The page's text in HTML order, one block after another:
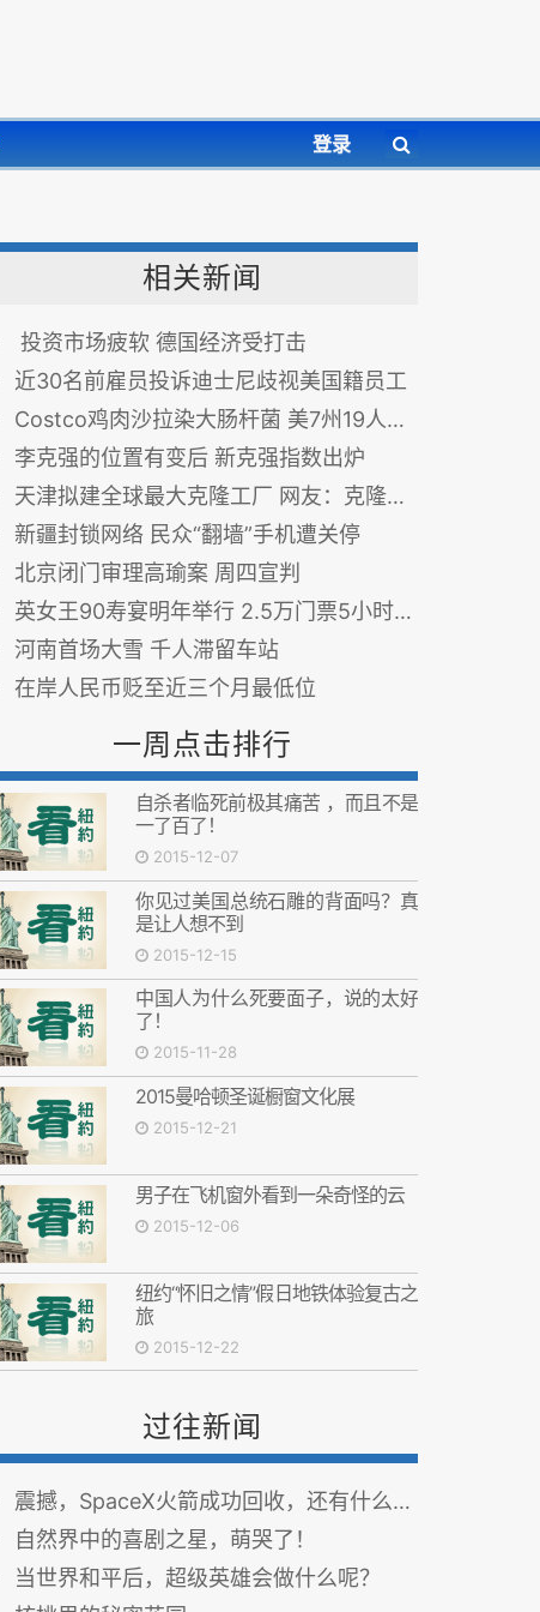
登录
相关新闻
投资市场疲软 德国经济受打击
近30名前雇员投诉迪士尼歧视美国籍员工
Costco鸡肉沙拉染大肠杆菌 美7州19人患病
李克强的位置有变后 新克强指数出炉
天津拟建全球最大克隆工厂 网友：克隆肉让领导先吃
新疆封锁网络 民众“翻墙”手机遭关停
北京闭门审理高瑜案 周四宣判
英女王90寿宴明年举行 2.5万门票5小时抢光
河南首场大雪 千人滞留车站
在岸人民币贬至近三个月最低位
一周点击排行
自杀者临死前极其痛苦 ，而且不是
一了百了！
2015-12-07
你见过美国总统石雕的背面吗？真
是让人想不到
2015-12-15
中国人为什么死要面子，说的太好
了！
2015-11-28
2015曼哈顿圣诞橱窗文化展
2015-12-21
男子在飞机窗外看到一朵奇怪的云
2015-12-06
纽约“怀旧之情”假日地铁体验复古之
旅
2015-12-22
过往新闻
震撼，SpaceX火箭成功回收，还有什么不可能？
自然界中的喜剧之星，萌哭了！
当世界和平后，超级英雄会做什么呢？